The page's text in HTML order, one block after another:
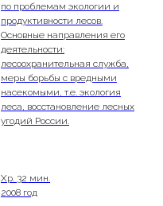
по проблемам экологии и
продуктивности лесов.
Основные направления его
деятельности:
лесоохранительная служба,
меры борьбы с вредными
насекомыми, т.е. экология
леса, восстановление лесных
угодий России.
Хр. 32 мин.
2008 год